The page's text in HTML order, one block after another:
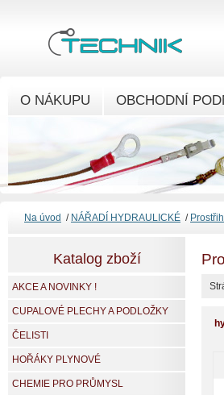
Katalog zboží
AKCE A NOVINKY !
CUPALOVÉ PLECHY A PODLOŽKY
ČELISTI
HOŘÁKY PLYNOVÉ
CHEMIE PRO PRŮMYSL
Na úvod / NÁŘADÍ HYDRAULICKÉ /
O NÁKUPU OBCHODNÍ